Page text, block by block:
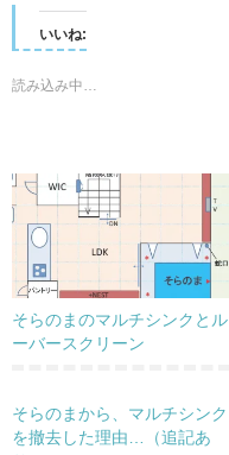
いいね:
読み込み中…
そらのまのマルチシンクとル
ーバースクリーン
そらのまから、マルチシンク
を撤去した理由…（追記あ